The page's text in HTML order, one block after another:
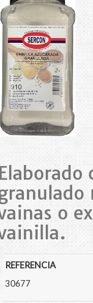
o
REFERENCIA
30677